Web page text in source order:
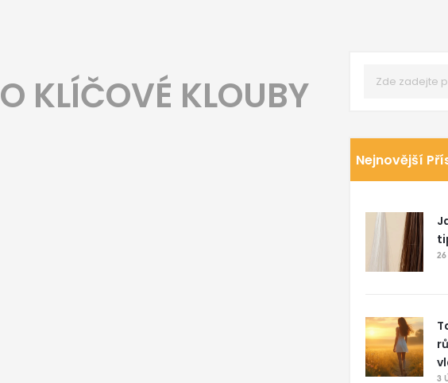
KLÍČOVÉ KLOUBY
Nejnovější
26
3